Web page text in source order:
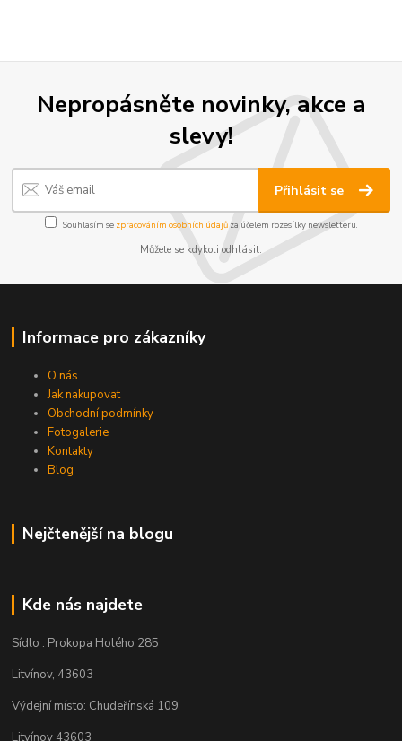
Nepropásněte novinky, akce a
slevy!
Přihlásit se
Souhlasím se zpracováním osobních údajůza účelem rozesílky newsletteru.
Můžete se kdykoli odhlásit.
Informace pro zákazníky
O nás
Jak nakupovat
Obchodní podmínky
Fotogalerie
Kontakty
Blog
Nejčtenější na blogu
Kde nás najdete
Sídlo : Prokopa Holého 285
Litvínov, 43603
Výdejní místo: Chudeřínská 109
Litvínov 43603